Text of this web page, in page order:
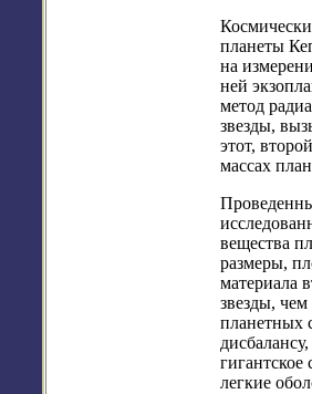
планеты
на
ней
метод
звезды,
этот,
массах
вещества
размеры,
материала
звезды, чем
планетных
гигантское
легкие